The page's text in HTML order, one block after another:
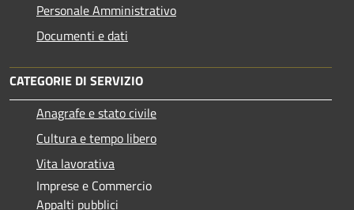
Personale Amministrativo
Documenti e dati
CATEGORIE DI SERVIZIO
Anagrafe e stato civile
Cultura e tempo libero
Vita lavorativa
Imprese e Commercio
Appalti pubblici